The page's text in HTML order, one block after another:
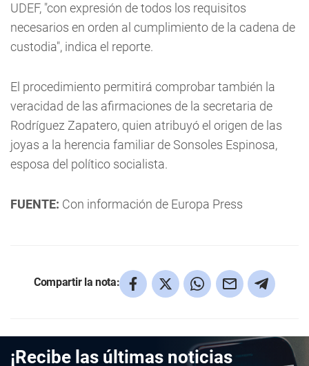
UDEF, "con expresión de todos los requisitos
necesarios en orden al cumplimiento de la cadena de
custodia", indica el reporte.
El procedimiento permitirá comprobar también la
veracidad de las afirmaciones de la secretaria de
Rodríguez Zapatero, quien atribuyó el origen de las
joyas a la herencia familiar de Sonsoles Espinosa,
esposa del político socialista.
FUENTE: Con información de Europa Press
Compartir la nota:
¡Recibe las últimas noticias